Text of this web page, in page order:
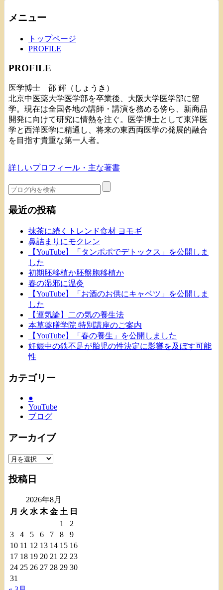
メニュー
トップページ
PROFILE
PROFILE
医学博士 邵 輝（しょうき）
北京中医薬大学医学部を卒業後、大阪大学医学部に留
学。現在は全国各地の講師・講演を務める傍ら、新商品
開発に向けて研究に情熱を注ぐ。医学博士として東洋医
学と西洋医学に精通し、将来の東西両医学の発展的融合
を目指す貴重な第一人者。
詳しいプロフィール・主な著書
最近の投稿
抹茶に続くトレンド食材 ヨモギ
鼻詰まりにモクレン
【YouTube】「タンポポでデトックス」を公開しま
した
初期胚移植か胚盤胞移植か
春の湿邪に温灸
【YouTube】「お酒のお供にキャベツ」を公開しま
した
【運気論】二の気の養生法
本草薬膳学院 特別講座のご案内
【YouTube】「春の養生」を公開しました
妊娠中の鉄不足が胎児の性決定に影響を及ぼす可能
性
カテゴリー
●
YouTube
ブログ
アーカイブ
ア
カ
投稿日
2026年8月
月 火 水 木 金 土 日
1
2
3
4 5 6 7 8
9
10 11 12 13 14 15 16
17 18 19 20 21 22 23
24 25 26 27 28 29 30
31